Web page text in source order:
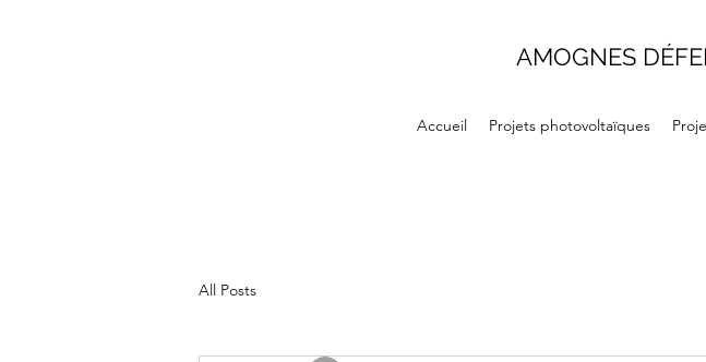
AMOGNES
Accueil Projets photovoltaïques
All Posts